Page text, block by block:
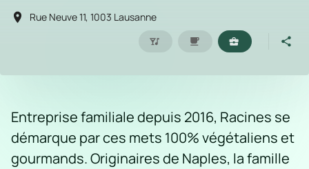
Rue Neuve 11, 1003 Lausanne
Entreprise familiale depuis 2016, Racines se
démarque par ces mets 100% végétaliens et
gourmands. Originaires de Naples, la famille